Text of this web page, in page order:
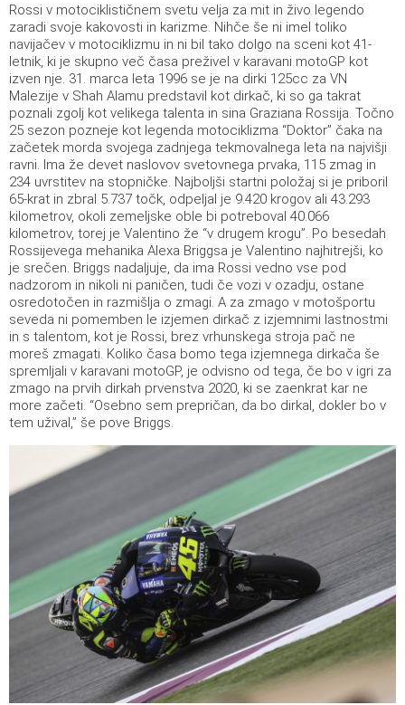
Rossi v motociklističnem svetu velja za mit in živo legendo
zaradi svoje kakovosti in karizme. Nihče še ni imel toliko
navijačev v motociklizmu in ni bil tako dolgo na sceni kot 41-
letnik, ki je skupno več časa preživel v karavani motoGP kot
izven nje. 31. marca leta 1996 se je na dirki 125cc za VN
Malezije v Shah Alamu predstavil kot dirkač, ki so ga takrat
poznali zgolj kot velikega talenta in sina Graziana Rossija. Točno
25 sezon pozneje kot legenda motociklizma “Doktor” čaka na
začetek morda svojega zadnjega tekmovalnega leta na najvišji
ravni. Ima že devet naslovov svetovnega prvaka, 115 zmag in
234 uvrstitev na stopničke. Najboljši startni položaj si je priboril
65-krat in zbral 5.737 točk, odpeljal je 9.420 krogov ali 43.293
kilometrov, okoli zemeljske oble bi potreboval 40.066
kilometrov, torej je Valentino že “v drugem krogu”. Po besedah
Rossijevega mehanika Alexa Briggsa je Valentino najhitrejši, ko
je srečen. Briggs nadaljuje, da ima Rossi vedno vse pod
nadzorom in nikoli ni paničen, tudi če vozi v ozadju, ostane
osredotočen in razmišlja o zmagi. A za zmago v motošportu
seveda ni pomemben le izjemen dirkač z izjemnimi lastnostmi
in s talentom, kot je Rossi, brez vrhunskega stroja pač ne
moreš zmagati. Koliko časa bomo tega izjemnega dirkača še
spremljali v karavani motoGP, je odvisno od tega, če bo v igri za
zmago na prvih dirkah prvenstva 2020, ki se zaenkrat kar ne
more začeti. “Osebno sem prepričan, da bo dirkal, dokler bo v
tem užival,” še pove Briggs.